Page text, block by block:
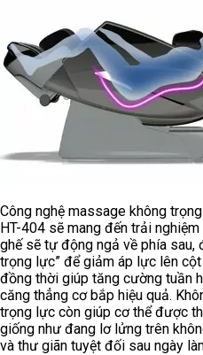
Công nghệ massage không
HT-404 sẽ mang đến trải
ghế sẽ tự động ngả về phía sau,
trọng lực” để giảm áp lực lên
đồng thời giúp tăng cường tuần
căng thẳng cơ bắp hiệu quả.
trọng lực còn giúp cơ thể được
giống như đang lơ lửng trên
và thư giãn tuyệt đối sau ngày